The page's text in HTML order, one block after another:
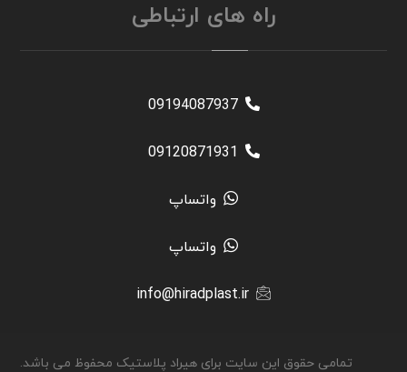
راه های ارتباطی
09194087937
09120871931
واتساپ
واتساپ
info@hiradplast.ir
تمامی حقوق این سایت برای هیراد پلاستیک محفوظ می باشد.